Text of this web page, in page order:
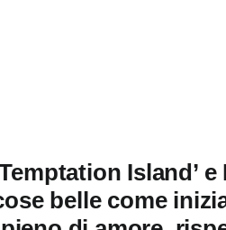
Island’
belle come